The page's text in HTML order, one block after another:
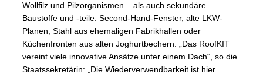
Wollfilz und Pilzorganismen – als auch sekundäre
Baustoffe und -teile: Second-Hand-Fenster, alte LKW-
Planen, Stahl aus ehemaligen Fabrikhallen oder
Küchenfronten aus alten Joghurtbechern. „Das RoofKIT
vereint viele innovative Ansätze unter einem Dach“, so die
Staatssekretärin: „Die Wiederverwendbarkeit ist hier